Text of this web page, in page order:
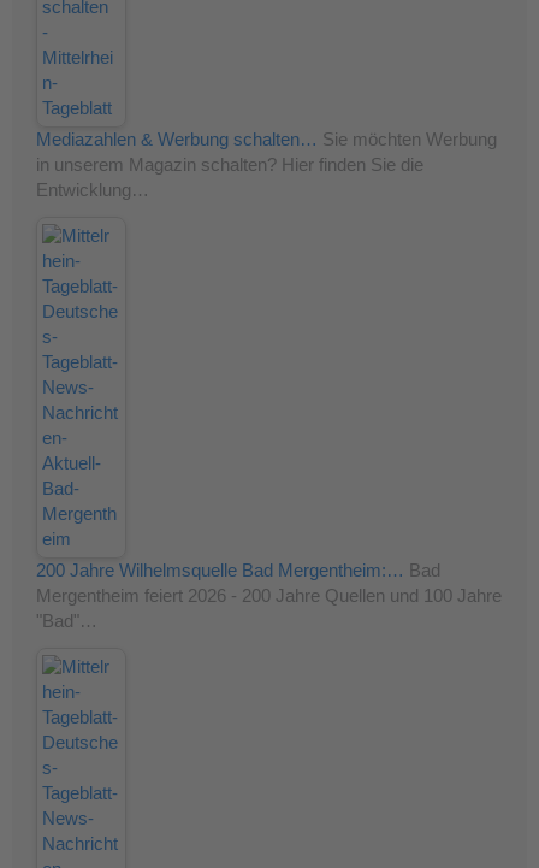
Mediazahlen & Werbung schalten… Sie möchten Werbung
in unserem Magazin schalten? Hier finden Sie die
Entwicklung…
200 Jahre Wilhelmsquelle Bad Mergentheim:… Bad
Mergentheim feiert 2026 - 200 Jahre Quellen und 100 Jahre
"Bad"…